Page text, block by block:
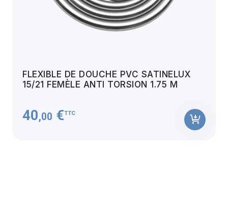
FLEXIBLE DE DOUCHE PVC SATINELUX
15/21 FEMÈLE ANTI TORSION 1.75 M
40,00 €TTC